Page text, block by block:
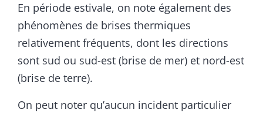
En période estivale, on note également des
phénomènes de brises thermiques
relativement fréquents, dont les directions
sont sud ou sud-est (brise de mer) et nord-est
(brise de terre).
On peut noter qu’aucun incident particulier